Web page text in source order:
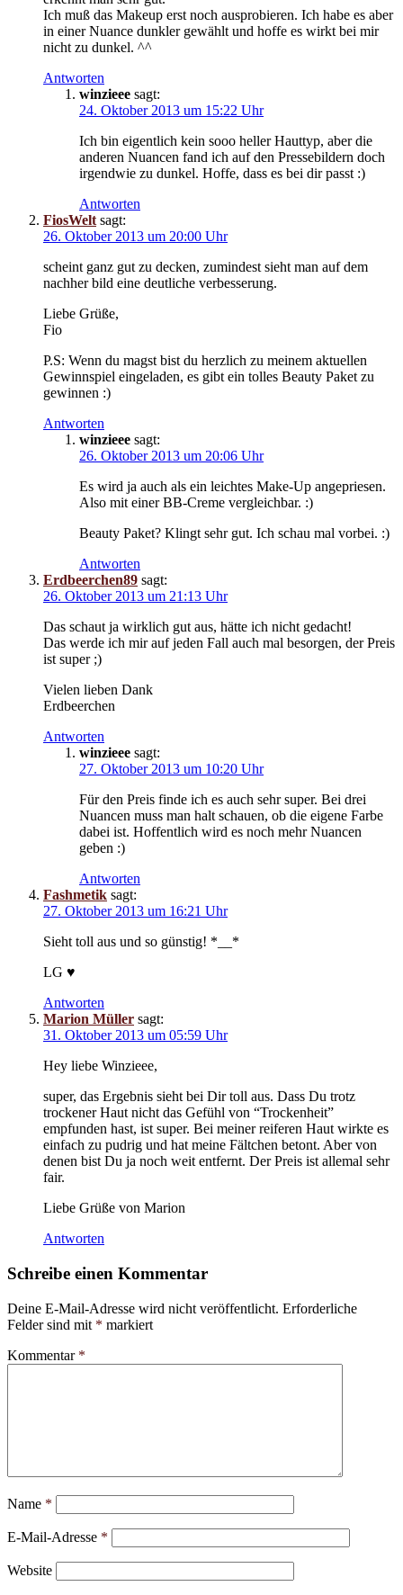
Ich muß das Makeup erst noch ausprobieren. Ich habe es aber
in einer Nuance dunkler gewählt und hoffe es wirkt bei mir
nicht zu dunkel. ^^
Antworten
winzieee sagt:
24. Oktober 2013 um 15:22 Uhr
Ich bin eigentlich kein sooo heller Hauttyp, aber die
anderen Nuancen fand ich auf den Pressebildern doch
irgendwie zu dunkel. Hoffe, dass es bei dir passt :)
Antworten
FiosWelt sagt:
26. Oktober 2013 um 20:00 Uhr
scheint ganz gut zu decken, zumindest sieht man auf dem
nachher bild eine deutliche verbesserung.
Liebe Grüße,
Fio
P.S: Wenn du magst bist du herzlich zu meinem aktuellen
Gewinnspiel eingeladen, es gibt ein tolles Beauty Paket zu
gewinnen :)
Antworten
winzieee sagt:
26. Oktober 2013 um 20:06 Uhr
Es wird ja auch als ein leichtes Make-Up angepriesen.
Also mit einer BB-Creme vergleichbar. :)
Beauty Paket? Klingt sehr gut. Ich schau mal vorbei. :)
Antworten
Erdbeerchen89 sagt:
26. Oktober 2013 um 21:13 Uhr
Das schaut ja wirklich gut aus, hätte ich nicht gedacht!
Das werde ich mir auf jeden Fall auch mal besorgen, der Preis
ist super ;)
Vielen lieben Dank
Erdbeerchen
Antworten
winzieee sagt:
27. Oktober 2013 um 10:20 Uhr
Für den Preis finde ich es auch sehr super. Bei drei
Nuancen muss man halt schauen, ob die eigene Farbe
dabei ist. Hoffentlich wird es noch mehr Nuancen
geben :)
Antworten
Fashmetik sagt:
27. Oktober 2013 um 16:21 Uhr
Sieht toll aus und so günstig! *__*
LG ♥
Antworten
Marion Müller sagt:
31. Oktober 2013 um 05:59 Uhr
Hey liebe Winzieee,
super, das Ergebnis sieht bei Dir toll aus. Dass Du trotz
trockener Haut nicht das Gefühl von “Trockenheit”
empfunden hast, ist super. Bei meiner reiferen Haut wirkte es
einfach zu pudrig und hat meine Fältchen betont. Aber von
denen bist Du ja noch weit entfernt. Der Preis ist allemal sehr
fair.
Liebe Grüße von Marion
Antworten
Schreibe einen Kommentar
Deine E-Mail-Adresse wird nicht veröffentlicht. Erforderliche
Felder sind mit * markiert
Kommentar *
Name *
E-Mail-Adresse *
Website